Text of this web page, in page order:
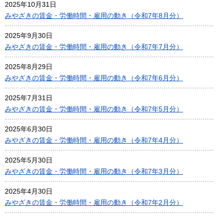
2025年10月31日
みやざきの賃金・労働時間・雇用の動き（令和7年8月分）
2025年9月30日
みやざきの賃金・労働時間・雇用の動き（令和7年7月分）
2025年8月29日
みやざきの賃金・労働時間・雇用の動き（令和7年6月分）
2025年7月31日
みやざきの賃金・労働時間・雇用の動き（令和7年5月分）
2025年6月30日
みやざきの賃金・労働時間・雇用の動き（令和7年4月分）
2025年5月30日
みやざきの賃金・労働時間・雇用の動き（令和7年3月分）
2025年4月30日
みやざきの賃金・労働時間・雇用の動き（令和7年2月分）